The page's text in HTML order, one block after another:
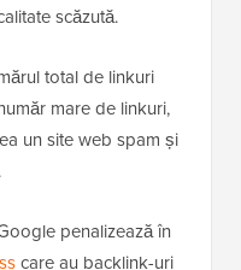
scăzută.
total de linkuri
mare de linkuri,
un site web spam și
penalizează în
care au backlink-uri